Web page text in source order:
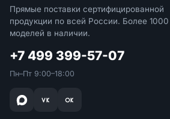
Прямые поставки сертифицированной
продукции по всей России. Более 1000
моделей в наличии.
+7 499 399-57-07
Пн–Пт 9:00–18:00